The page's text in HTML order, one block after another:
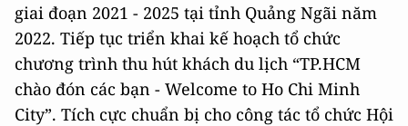
giai đoạn 2021 - 2025 tại tỉnh Quảng Ngãi năm
2022. Tiếp tục triển khai kế hoạch tổ chức
chương trình thu hút khách du lịch “TP.HCM
chào đón các bạn - Welcome to Ho Chi Minh
City”. Tích cực chuẩn bị cho công tác tổ chức Hội